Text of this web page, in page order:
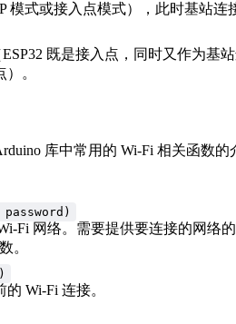
模式或接入点模式），此时基站连
既是接入点，同时又作为基
。
库中常用的 Wi-Fi 相关函数的
Fi 网络。需要提供要连接的网络的
。
Wi-Fi 连接。